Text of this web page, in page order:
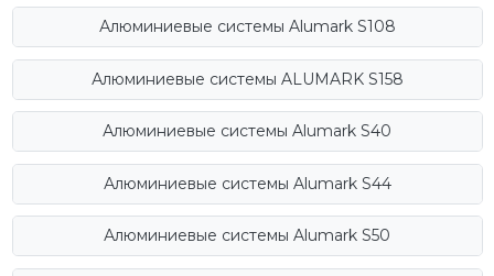
Алюминиевые системы Alumark S108
Алюминиевые системы ALUMARK S158
Алюминиевые системы Alumark S40
Алюминиевые системы Alumark S44
Алюминиевые системы Alumark S50